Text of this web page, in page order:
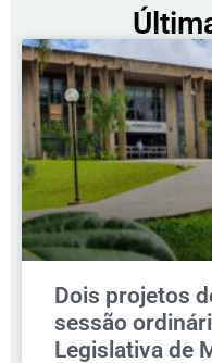
Dois projetos
sessão
Legislativa de